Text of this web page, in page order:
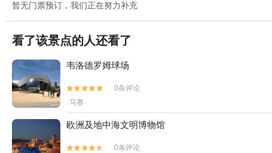
暂无门票预订，我们正在努力补充
看了该景点的人还看了
韦洛德罗姆球场


0条评论
马赛
欧洲及地中海文明博物馆


0条评论